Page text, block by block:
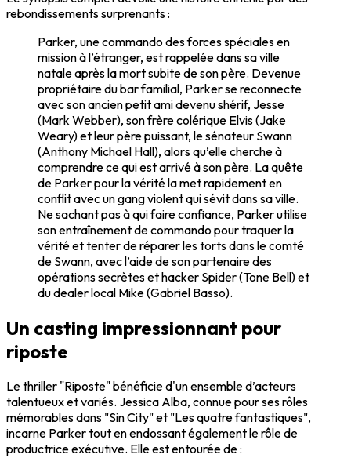
rebondissements surprenants :
Parker, une commando des forces spéciales en
mission à l’étranger, est rappelée dans sa ville
natale après la mort subite de son père. Devenue
propriétaire du bar familial, Parker se reconnecte
avec son ancien petit ami devenu shérif, Jesse
(Mark Webber), son frère colérique Elvis (Jake
Weary) et leur père puissant, le sénateur Swann
(Anthony Michael Hall), alors qu’elle cherche à
comprendre ce qui est arrivé à son père. La quête
de Parker pour la vérité la met rapidement en
conflit avec un gang violent qui sévit dans sa ville.
Ne sachant pas à qui faire confiance, Parker utilise
son entraînement de commando pour traquer la
vérité et tenter de réparer les torts dans le comté
de Swann, avec l’aide de son partenaire des
opérations secrètes et hacker Spider (Tone Bell) et
du dealer local Mike (Gabriel Basso).
Un casting impressionnant pour
riposte
Le thriller "Riposte" bénéficie d'un ensemble d’acteurs
talentueux et variés. Jessica Alba, connue pour ses rôles
mémorables dans "Sin City" et "Les quatre fantastiques",
incarne Parker tout en endossant également le rôle de
productrice exécutive. Elle est entourée de :